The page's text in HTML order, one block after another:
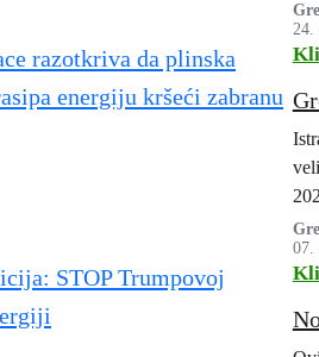
24.
07.